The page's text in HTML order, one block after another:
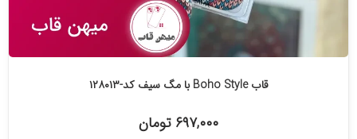
قاب Boho Style با مگ سیف کد-۱۲۸۰۱۳
۶۹۷,۰۰۰ تومان